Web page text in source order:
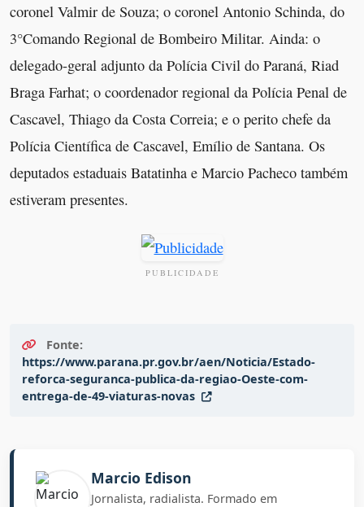
coronel Valmir de Souza; o coronel Antonio Schinda, do
3°Comando Regional de Bombeiro Militar. Ainda: o
delegado-geral adjunto da Polícia Civil do Paraná, Riad
Braga Farhat; o coordenador regional da Polícia Penal de
Cascavel, Thiago da Costa Correia; e o perito chefe da
Polícia Científica de Cascavel, Emílio de Santana. Os
deputados estaduais Batatinha e Marcio Pacheco também
estiveram presentes.
PUBLICIDADE
Fonte:
https://www.parana.pr.gov.br/aen/Noticia/Estado-
reforca-seguranca-publica-da-regiao-Oeste-com-
entrega-de-49-viaturas-novas
Marcio Edison
Jornalista, radialista. Formado em